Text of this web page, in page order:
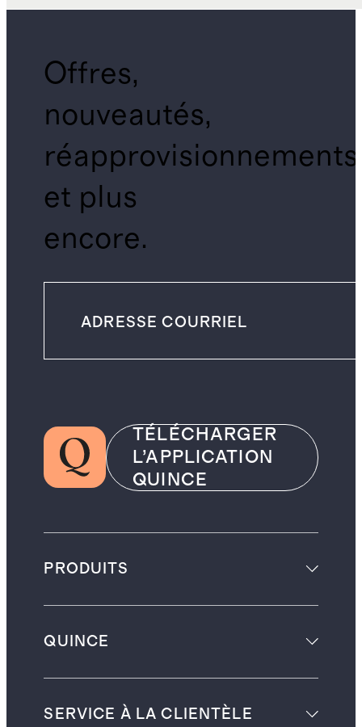
Offres,
nouveautés,
réapprovisionnements
et plus
encore.
TÉLÉCHARGER
L’APPLICATION
QUINCE
PRODUITS
QUINCE
SERVICE À LA CLIENTÈLE